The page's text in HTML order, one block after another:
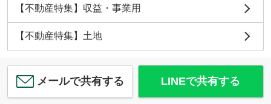
【不動産特集】収益・事業用
【不動産特集】土地
メールで共有する LINEで共有する